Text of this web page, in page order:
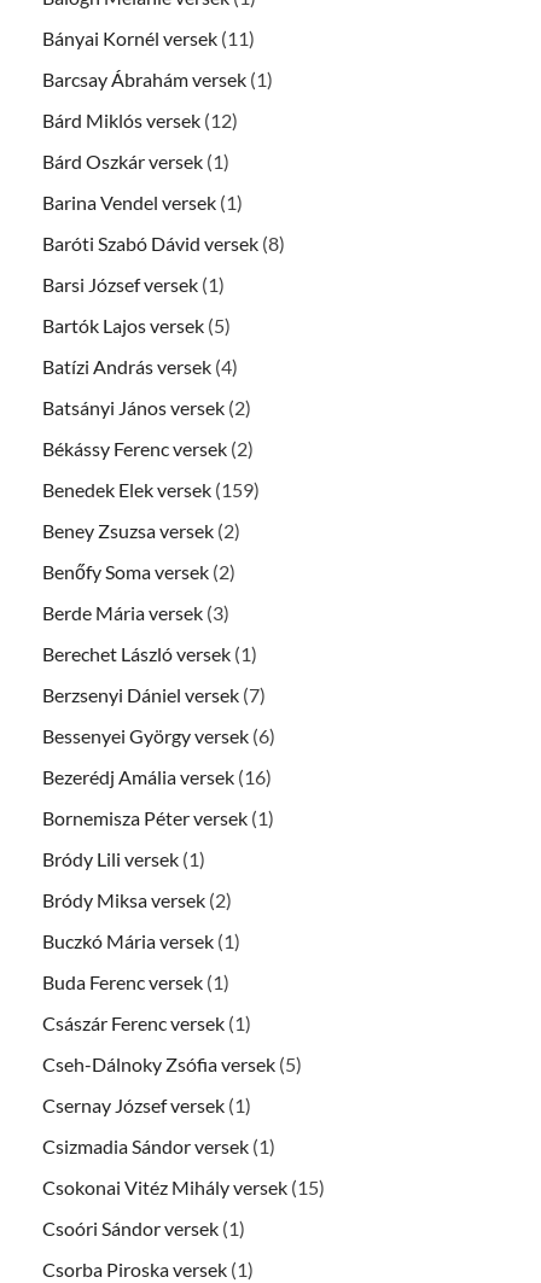
Bányai Kornél versek (11)
Barcsay Ábrahám versek (1)
Bárd Miklós versek (12)
Bárd Oszkár versek (1)
Barina Vendel versek (1)
Baróti Szabó Dávid versek (8)
Barsi József versek (1)
Bartók Lajos versek (5)
Batízi András versek (4)
Batsányi János versek (2)
Békássy Ferenc versek (2)
Benedek Elek versek (159)
Beney Zsuzsa versek (2)
Benőfy Soma versek (2)
Berde Mária versek (3)
Berechet László versek (1)
Berzsenyi Dániel versek (7)
Bessenyei György versek (6)
Bezerédj Amália versek (16)
Bornemisza Péter versek (1)
Bródy Lili versek (1)
Bródy Miksa versek (2)
Buczkó Mária versek (1)
Buda Ferenc versek (1)
Császár Ferenc versek (1)
Cseh-Dálnoky Zsófia versek (5)
Csernay József versek (1)
Csizmadia Sándor versek (1)
Csokonai Vitéz Mihály versek (15)
Csoóri Sándor versek (1)
Csorba Piroska versek (1)